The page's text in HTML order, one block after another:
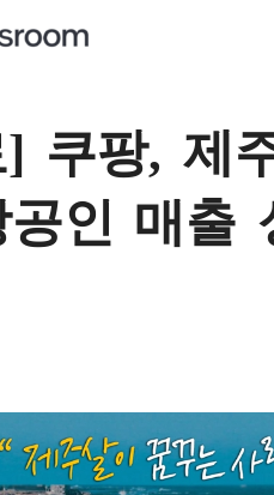
] 쿠팡, 제
인 매출